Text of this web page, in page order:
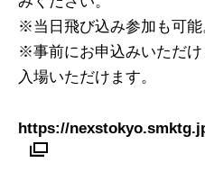
※当日飛び込み参加も可能
※事前にお申込みいただ
入場いただけます。
https://